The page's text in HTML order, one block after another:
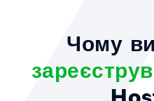
Чому